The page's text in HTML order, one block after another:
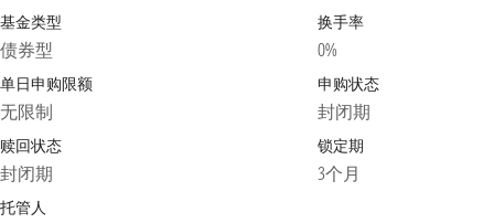
基金类型
债券型
换手率
0%
单日申购限额
无限制
申购状态
封闭期
赎回状态
封闭期
锁定期
3个月
托管人